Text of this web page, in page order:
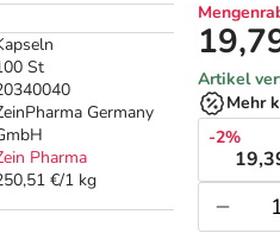
St
Germany
Pharma
€/1 kg
Artikel
Mehr
-2%